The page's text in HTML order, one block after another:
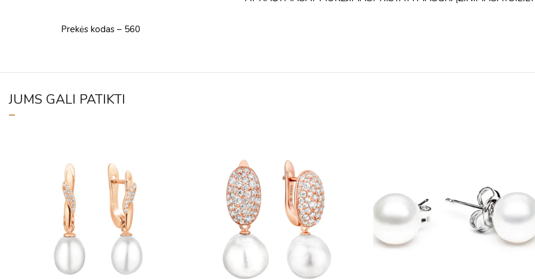
Prekės kodas – 560
JUMS GALI PATIKTI